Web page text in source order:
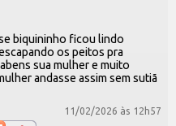
biquininho ficou lindo
os peitos pra
sua mulher e muito
andasse assim sem sutiã
11/02/2026 às 12h57